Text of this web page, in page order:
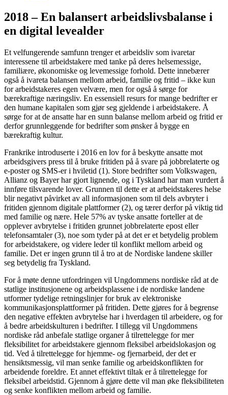
2018 – En balansert arbeidslivsbalanse i
en digital levealder
Et velfungerende samfunn trenger et arbeidsliv som ivaretar
interessene til arbeidstakere med tanke på deres helsemessige,
familiære, økonomiske og levemessige forhold. Dette innebærer
også å ivareta balansen mellom arbeid, familie og fritid – ikke kun
for arbeidstakeres egen velvære, men for også å sørge for
bærekraftige næringsliv. En essensiell resurs for mange bedrifter er
den humane kapitalen som gjør seg gjeldende i arbeidstakere. Å
sørge for at de ansatte har en sunn balanse mellom arbeid og fritid er
derfor grunnleggende for bedrifter som ønsker å bygge en
bærekraftig kultur.
Frankrike introduserte i 2016 en lov for å beskytte ansatte mot
arbeidsgivers press til å bruke fritiden på å svare på jobbrelaterte og
e-poster og SMS-er i hviletid (1). Store bedrifter som Volkswagen,
Allianz og Bayer har gjort lignende, og i Tyskland har man vurdert å
innføre tilsvarende lover. Grunnen til dette er at arbeidstakeres helse
blir negativt påvirket av all informasjonen som til dels avbryter i
fritiden gjennom digitale plattformer (2), og tærer derfor på viktig tid
med familie og nære. Hele 57% av tyske ansatte forteller at de
opplever avbrytelse i fritiden grunnet jobbrelaterte epost eller
telefonsamtaler (3), noe som tyder på at det er et betydelig problem
for arbeidstakere, og videre leder til konflikt mellom arbeid og
familie. Det er ingen grunn til å tro at de Nordiske landene skiller
seg betydelig fra Tyskland.
For å møte denne utfordringen vil Ungdommens nordiske råd at de
statlige institusjonene og arbeidsplassene i de nordiske landene
utformer tydelige retningslinjer for bruk av elektroniske
kommunikasjonsplattformer på fritiden. Dette gjøres for å begrense
den negative effekten avbrytelse har i hverdagen til arbeidere, og for
å bedre arbeidskulturen i bedrifter. I tillegg vil Ungdommens
nordiske råd anbefale statlige organer å tilrettelegge for mer
fleksibilitet for arbeidstakere gjennom fleksibel arbeidslokasjon og
tid. Ved å tilrettelegge for hjemme- og fjernarbeid, der det er
hensiktsmessig, vil man senke familie og arbeidskonflikten for
arbeidende foreldre. Et annet effektivt tiltak er å tilrettelegge for
fleksibel arbeidstid. Gjennom å gjøre dette vil man øke fleksibiliteten
og senke konflikten mellom arbeid og familie.